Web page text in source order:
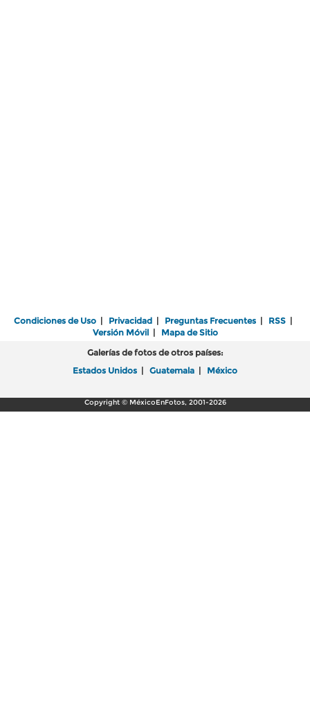
Condiciones de Uso | Privacidad | Preguntas Frecuentes | RSS |
Versión Móvil| Mapa de Sitio
Galerías de fotos de otros países:
Estados Unidos | Guatemala | México
Copyright © MéxicoEnFotos, 2001-2026